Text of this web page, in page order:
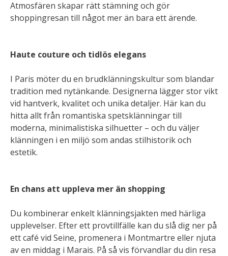
Atmosfären skapar rätt stämning och gör
shoppingresan till något mer än bara ett ärende.
Haute couture och tidlös elegans
I Paris möter du en brudklänningskultur som blandar
tradition med nytänkande. Designerna lägger stor vikt
vid hantverk, kvalitet och unika detaljer. Här kan du
hitta allt från romantiska spetsklänningar till
moderna, minimalistiska silhuetter – och du väljer
klänningen i en miljö som andas stilhistorik och
estetik.
En chans att uppleva mer än shopping
Du kombinerar enkelt klänningsjakten med härliga
upplevelser. Efter ett provtillfälle kan du slå dig ner på
ett café vid Seine, promenera i Montmartre eller njuta
av en middag i Marais. På så vis förvandlar du din resa